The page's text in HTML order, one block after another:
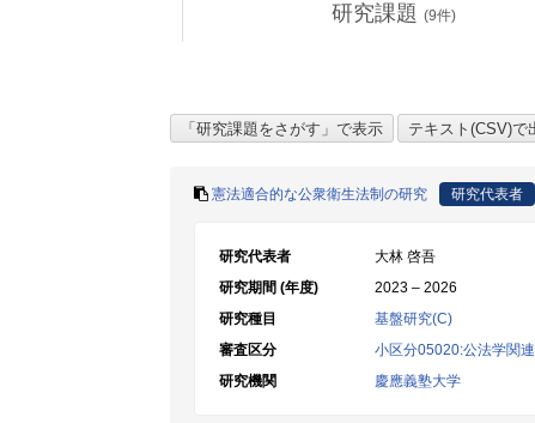
研究課題 (9件)
憲法適合的な公衆衛生法制の研究 研究代表者
研究代表者
大林 啓吾
研究期間 (年度)
2023 – 2026
研究種目
基盤研究(C)
審査区分
小区分05020:公法学関連
研究機関
慶應義塾大学